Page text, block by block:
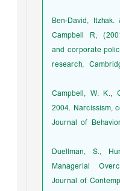
Ben-David,
Campbell R,
and corporate
research,
Campbell, W.
2004. Narcissism,
Journal of
Duellman, S.,
Managerial
Journal of